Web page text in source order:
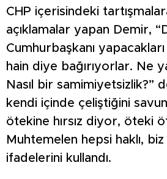
CHP içerisindeki
açıklamalar yapan Demir,
Cumhurbaşkanı
hain diye bağırıyorlar. Ne
Nasıl bir samimiyetsizlik?”
kendi içinde çeliştiğini
ötekine hırsız diyor, öteki
Muhtemelen hepsi haklı,
ifadelerini kullandı.